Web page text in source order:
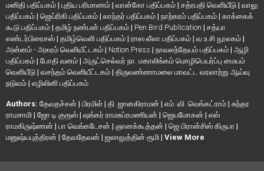
மனிதி பதிப்பகம் | புதிய பரிமாணம் | வான்கோ பதிப்பகம் | சத்ரபதி வெளியீடு | வாலு
பதிப்பகம் | ஜெய்ரிகி பதிப்பகம் | லாந்தர் பதிப்பகம் | நாற்கரம் பதிப்பகம் | காக்கைக்
கூடு பதிப்பகம் | தமிழ் நண்பன் பதிப்பகம் | Pen Bird Publication | சத்யா
எண்டர்பிரைசஸ் | தமிழ்வெளி பதிப்பகம் | ராஸ லீலா பதிப்பகம் | வ.உ.சி நூலகம் |
அன்னம் - அகரம் வெளியீட்டகம் | Notion Press | நாவலந்தேயம் பதிப்பகம் | ஆழி
பதிப்பகம் | போதி வனம் | அருட்செல்வர் நா. மகாலிங்கம் மொழிபெயர்ப்பு மையம்
வெளியீடு | வசந்தம் வெளியீட்டகம் | திருவண்ணாமலை மாவட்ட வரலாற்று ஆய்வு
நடுவம் | எழிலினி பதிப்பகம்
Authors: தேவதச்சன் | பிரமிள் | தி. ஜானகிராமன் | எம். வி. வெங்கட்ராம் | சுந்தர
ராமசாமி | ஜோ டி குரூஸ் | ஷங்கர் ராமசுப்ரமணியன் | ஜெயமோகன் | எஸ்
ராமகிருஷ்ணன் | பா வெங்கடேசன் | ஞானக்கூத்தன் | ஜெ பிரான்சிஸ் கிருபா |
மனுஷ்யபுத்திரன் | தேவதேவன் | ஜலாலுத்தின் ரூமி | View More